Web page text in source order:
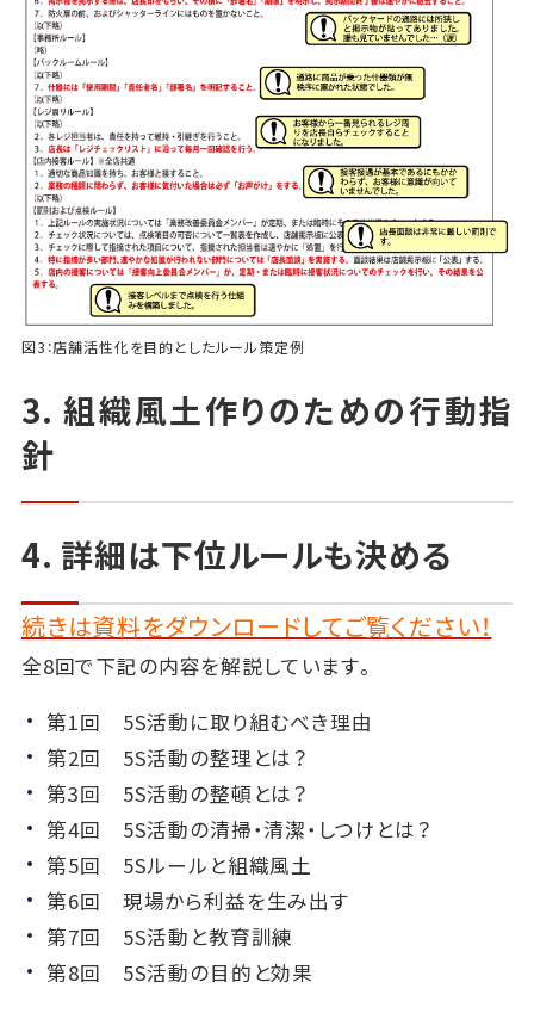
図3：店舗活性化を目的としたルール策定例
3. 組織風土作りのための行動指
針
4. 詳細は下位ルールも決める
続きは資料をダウンロードしてご覧ください！
全8回で下記の内容を解説しています。
第1回 5S活動に取り組むべき理由
第2回 5S活動の整理とは？
第3回 5S活動の整頓とは？
第4回 5S活動の清掃・清潔・しつけとは？
第5回 5Sルールと組織風土
第6回 現場から利益を生み出す
第7回 5S活動と教育訓練
第8回 5S活動の目的と効果